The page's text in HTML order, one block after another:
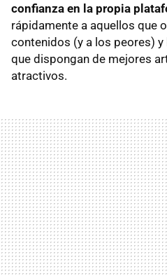
confianza en la propia
rápidamente a aquellos que
contenidos (y a los peores)
que dispongan de mejores
atractivos.